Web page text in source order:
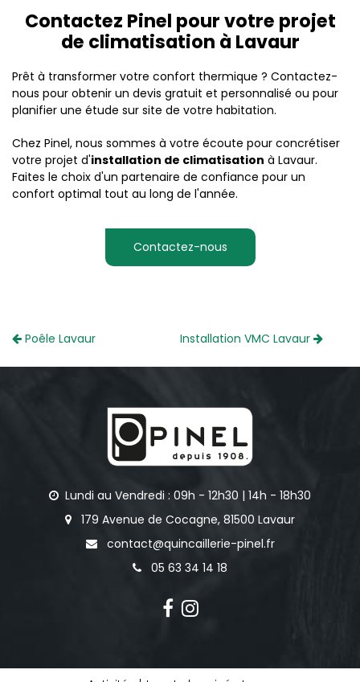
Contactez Pinel pour votre projet
de climatisation à Lavaur
Prêt à transformer votre confort thermique ? Contactez-
nous pour obtenir un devis gratuit et personnalisé ou pour
planifier une étude sur site de votre habitation.
Chez Pinel, nous sommes à votre écoute pour concrétiser
votre projet d'installation de climatisation à Lavaur.
Faites le choix d'un partenaire de confiance pour un
confort optimal tout au long de l'année.
Contactez-nous
Poêle Lavaur Installation VMC Lavaur
Lundi au Vendredi : 09h - 12h30 | 14h - 18h30
179 Avenue de Cocagne, 81500 Lavaur
contact@quincaillerie-pinel.fr
05 63 34 14 18